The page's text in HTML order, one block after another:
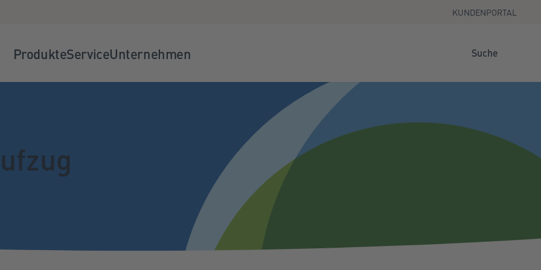
KUNDENPORTAL
ProdukteServiceUnternehmen Suche